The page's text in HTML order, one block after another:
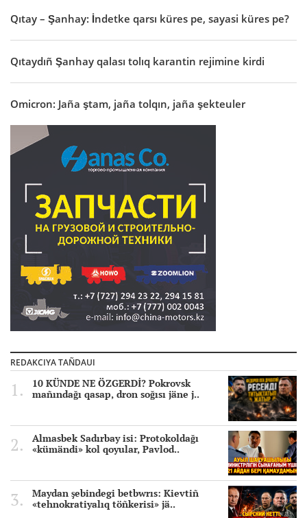
Qıtay – Şanhay: İndetke qarsı küres pe, sayasi küres pe?
Qıtaydıñ Şanhay qalası tolıq karantin rejimine kirdi
Omicron: Jaña ştam, jaña tolqın, jaña şekteuler
REDAKCIYA TAÑDAUI
10 KÜNDE NE ÖZGERDİ? Pokrovsk
mañındağı qasap, dron soğısı jäne j..
Almasbek Sadırbay isi: Protokoldağı
«kümändi» kol qoyular, Pavlod..
Maydan şebindegi betbwrıs: Kievtiñ
«tehnokratiyalıq töñkerisi» jä..